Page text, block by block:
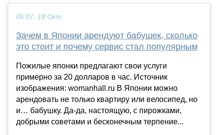
05:07, 18 Окт
Зачем в Японии арендуют бабушек, сколько
это стоит и почему сервис стал популярным
Пожилые японки предлагают свои услуги
примерно за 20 долларов в час. Источник
изображения: womanhall.ru В Японии можно
арендовать не только квартиру или велосипед, но
и… бабушку. Да-да, настоящую, с пирожками,
добрыми советами и бесконечным терпение...